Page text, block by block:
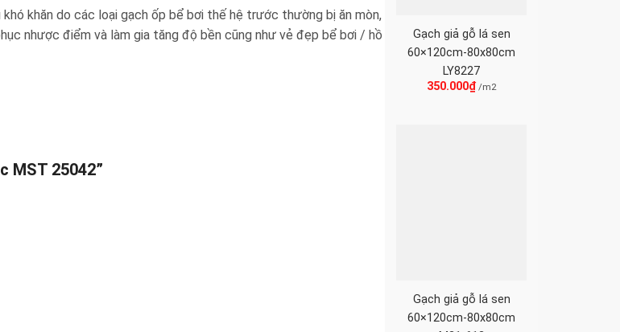
khăn do các loại gạch ốp bể bơi thế hệ trước thường bị ăn mòn, hỏng hóc và phai màu theo
nhược điểm và làm gia tăng độ bền cũng như vẻ đẹp bể bơi / hồ bơi.
MST 25042”
Gạch giả gỗ lá sen
60×120cm-80x80cm
LY8227
350.000₫ /m2
Gạch giả gỗ lá sen
60×120cm-80x80cm